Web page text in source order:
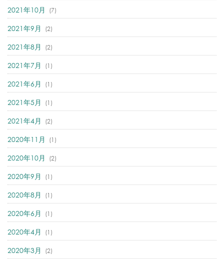
2021年10月 (7)
2021年9月 (2)
2021年8月 (2)
2021年7月 (1)
2021年6月 (1)
2021年5月 (1)
2021年4月 (2)
2020年11月 (1)
2020年10月 (2)
2020年9月 (1)
2020年8月 (1)
2020年6月 (1)
2020年4月 (1)
2020年3月 (2)